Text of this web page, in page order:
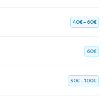
40€ – 60€
60€
30€ – 100€